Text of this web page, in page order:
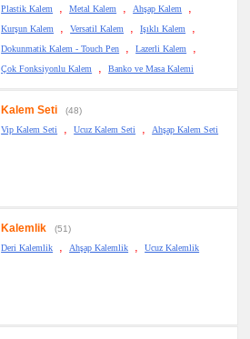
Plastik Kalem
, Metal Kalem , Ahşap Kalem ,
Kurşun Kalem , Versatil Kalem , Işıklı Kalem ,
Dokunmatik Kalem - Touch Pen , Lazerli Kalem ,
Çok Fonksiyonlu Kalem , Banko ve Masa Kalemi
Kalem Seti
(48)
Vip Kalem Seti
, Ucuz Kalem Seti , Ahşap Kalem Seti
Kalemlik
(51)
Deri Kalemlik
, Ahşap Kalemlik , Ucuz Kalemlik